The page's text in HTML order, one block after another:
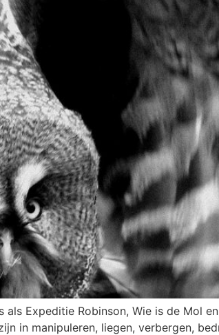
Expeditie Robinson, Wie is de Mol
in manipuleren, liegen, verbergen,